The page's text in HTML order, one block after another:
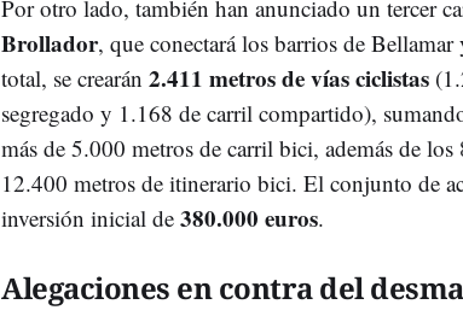
Por otro lado, también han anunciado un tercer
Brollador, que conectará los barrios de
total, se crearán 2.411 metros de vías ciclistas
segregado y 1.168 de carril compartido),
más de 5.000 metros de carril bici, además de
12.400 metros de itinerario bici. El conjunto de
inversión inicial de 380.000 euros.
Alegaciones en contra del